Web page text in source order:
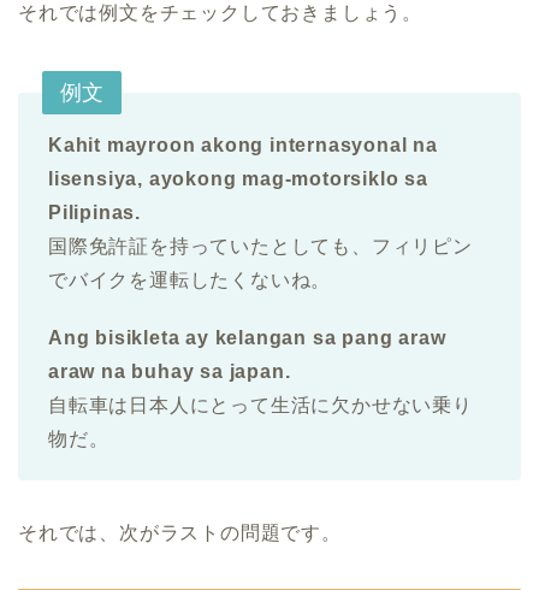
それでは例文をチェックしておきましょう。
例文
Kahit mayroon akong internasyonal na
lisensiya, ayokong mag-motorsiklo sa
Pilipinas.
国際免許証を持っていたとしても、フィリピン
でバイクを運転したくないね。
Ang bisikleta ay kelangan sa pang araw
araw na buhay sa japan.
自転車は日本人にとって生活に欠かせない乗り
物だ。
それでは、次がラストの問題です。